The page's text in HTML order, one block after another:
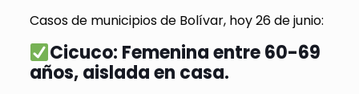
Casos de municipios de Bolívar, hoy 26 de junio:
Cicuco: Femenina entre 60-69
años, aislada en casa.